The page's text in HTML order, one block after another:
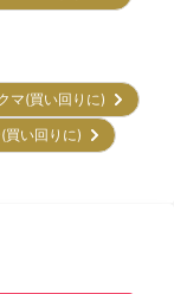
マ(買い回りに)
(買い回りに)